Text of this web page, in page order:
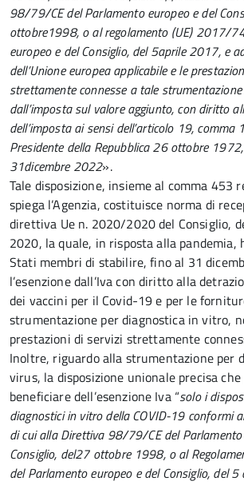
98/79/CE del Parlamento europeo e del
ottobre1998, o al regolamento (UE) 2017/
europeo e del Consiglio, del 5aprile 2017, e
dell’Unione europea applicabile e le
strettamente connesse a tale
dall’imposta sul valore aggiunto, con diritto
dell’imposta ai sensi dell’articolo 19, comma
Presidente della Repubblica 26 ottobre
31dicembre 2022».
Tale disposizione, insieme al comma 453
spiega l’Agenzia, costituisce norma di
direttiva Ue n. 2020/2020 del Consiglio,
2020, la quale, in risposta alla pandemia,
Stati membri di stabilire, fino al 31
l’esenzione dall’Iva con diritto alla
dei vaccini per il Covid-19 e per le
strumentazione per diagnostica in vitro,
prestazioni di servizi strettamente
Inoltre, riguardo alla strumentazione per
virus, la disposizione unionale precisa che
beneficiare dell’esenzione Iva “solo i
diagnostici in vitro della COVID-19 conformi
di cui alla Direttiva 98/79/CE del Parlamento
Consiglio, del27 ottobre 1998, o al
del Parlamento europeo e del Consiglio, del